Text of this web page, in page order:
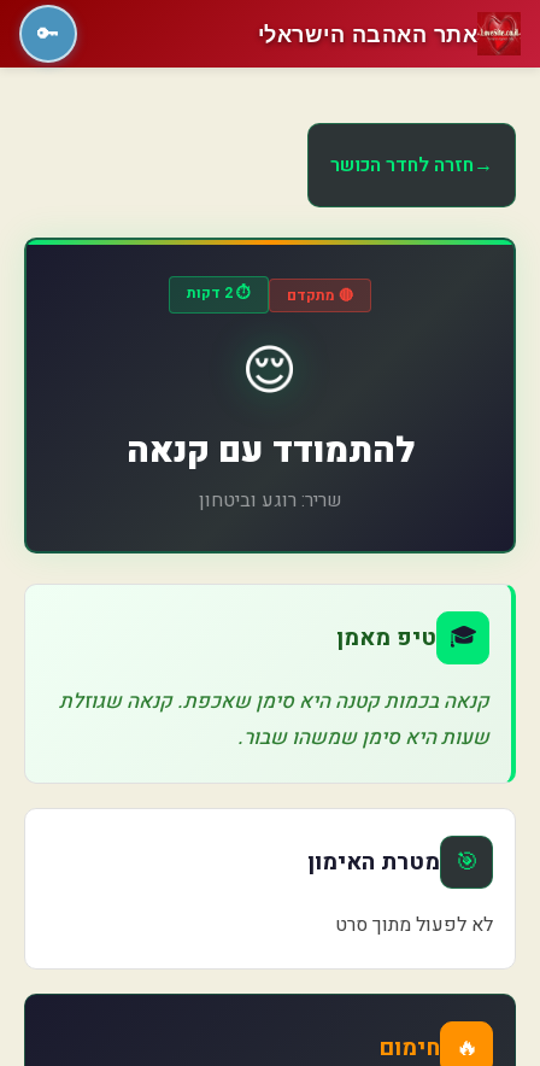
→חזרה לחדר הכושר
🔴 מתקדם ⏱️ 2 דקות
😌
להתמודד עם קנאה
שריר: רוגע וביטחון
🎓 טיפ מאמן
קנאה בכמות קטנה היא סימן שאכפת. קנאה שגוזלת
שעות היא סימן שמשהו שבור.
🎯 מטרת האימון
לא לפעול מתוך סרט
🔥 חימום
אתר האהבה הישראלי 🔑